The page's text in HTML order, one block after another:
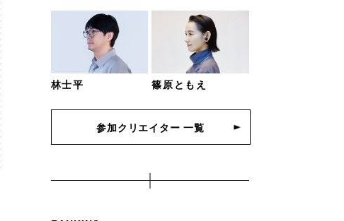
林士平 篠原ともえ
参加クリエイター 一覧